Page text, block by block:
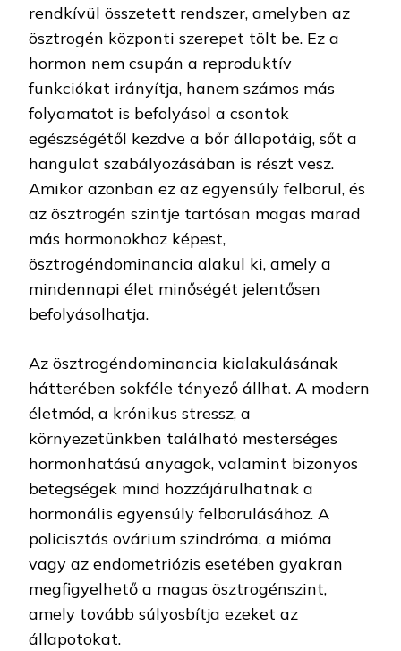
rendkívül összetett rendszer, amelyben az
ösztrogén központi szerepet tölt be. Ez a
hormon nem csupán a reproduktív
funkciókat irányítja, hanem számos más
folyamatot is befolyásol a csontok
egészségétől kezdve a bőr állapotáig, sőt a
hangulat szabályozásában is részt vesz.
Amikor azonban ez az egyensúly felborul, és
az ösztrogén szintje tartósan magas marad
más hormonokhoz képest,
ösztrogéndominancia alakul ki, amely a
mindennapi élet minőségét jelentősen
befolyásolhatja.
Az ösztrogéndominancia kialakulásának
hátterében sokféle tényező állhat. A modern
életmód, a krónikus stressz, a
környezetünkben található mesterséges
hormonhatású anyagok, valamint bizonyos
betegségek mind hozzájárulhatnak a
hormonális egyensúly felborulásához. A
policisztás ovárium szindróma, a mióma
vagy az endometriózis esetében gyakran
megfigyelhető a magas ösztrogénszint,
amely tovább súlyosbítja ezeket az
állapotokat.